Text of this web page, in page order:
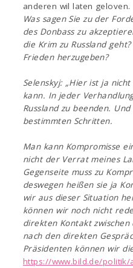
anderen wil laten geloven.
Was sagen Sie zu der
des Donbass zu
die Krim zu Russland
Frieden herzugeben?
Selenskyj: „Hier ist ja
kann. In jeder
Russland zu beenden.
bestimmten Schritten.
Man kann Kompromisse
nicht der Verrat meines
Gegenseite muss zu
deswegen heißen sie ja
wir aus dieser Situation
können wir noch nicht
direkten Kontakt
nach den direkten
Präsidenten können wir
https://www.bild.de/politik/